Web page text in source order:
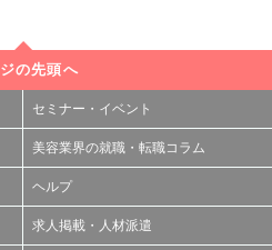
の先頭へ
セミナー・イベント
美容業界の就職・転職コラム
ヘルプ
求人掲載・人材派遣